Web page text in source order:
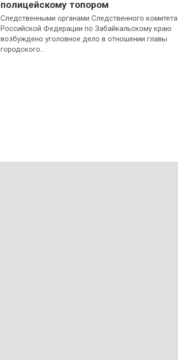
полицейскому топором
Следственными органами Следственного комитета
Российской Федерации по Забайкальскому краю
возбуждено уголовное дело в отношении главы
городского…